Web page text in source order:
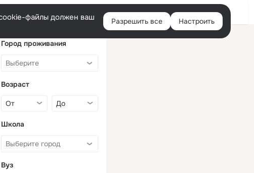
Войти
файлы должен ваш
Разрешить все Настроить
Город проживания
Возраст
Школа
Вуз